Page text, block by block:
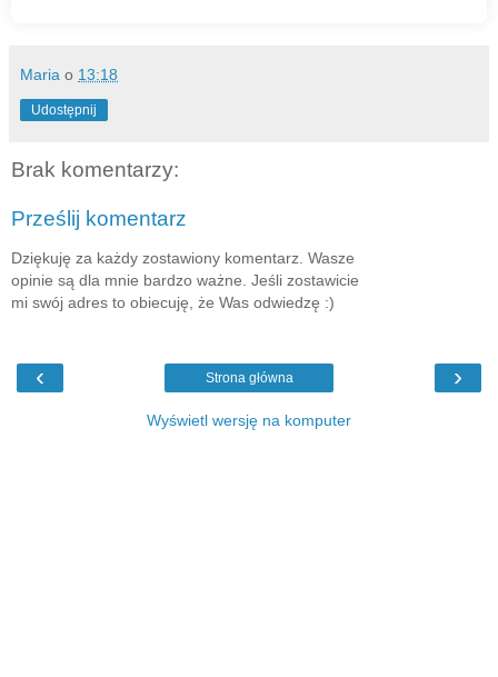
Maria o 13:18
Udostępnij
Brak komentarzy:
Prześlij komentarz
Dziękuję za każdy zostawiony komentarz. Wasze
opinie są dla mnie bardzo ważne. Jeśli zostawicie
mi swój adres to obiecuję, że Was odwiedzę :)
‹ ›
Strona główna
Wyświetl wersję na komputer